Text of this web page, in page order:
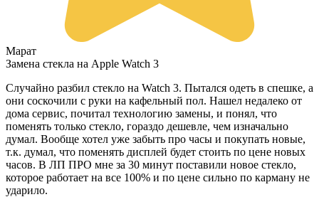
Марат
Замена стекла на Apple Watch 3
Случайно разбил стекло на Watch 3. Пытался одеть в спешке, а
они соскочили с руки на кафельный пол. Нашел недалеко от
дома сервис, почитал технологию замены, и понял, что
поменять только стекло, гораздо дешевле, чем изначально
думал. Вообще хотел уже забыть про часы и покупать новые,
т.к. думал, что поменять дисплей будет стоить по цене новых
часов. В ЛП ПРО мне за 30 минут поставили новое стекло,
которое работает на все 100% и по цене сильно по карману не
ударило.